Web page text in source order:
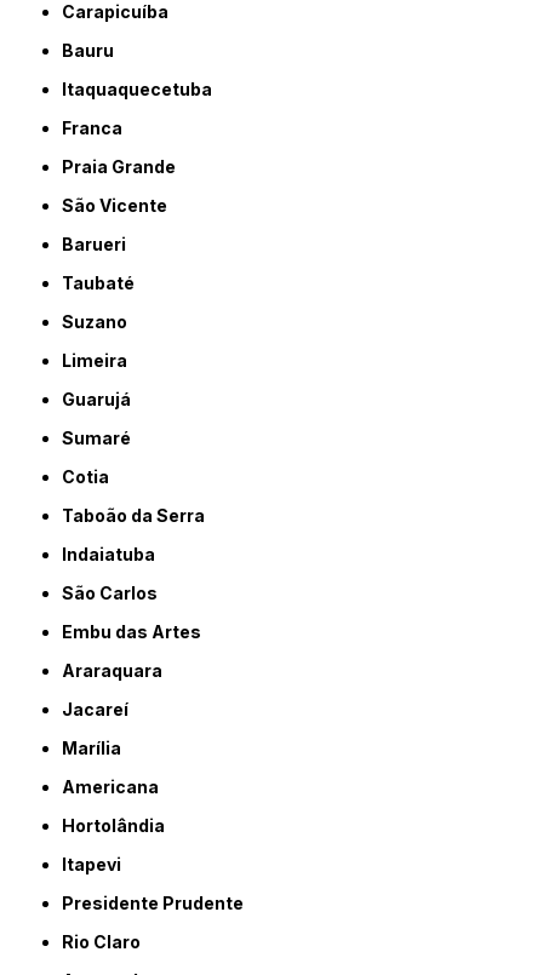
Carapicuíba
Bauru
Itaquaquecetuba
Franca
Praia Grande
São Vicente
Barueri
Taubaté
Suzano
Limeira
Guarujá
Sumaré
Cotia
Taboão da Serra
Indaiatuba
São Carlos
Embu das Artes
Araraquara
Jacareí
Marília
Americana
Hortolândia
Itapevi
Presidente Prudente
Rio Claro